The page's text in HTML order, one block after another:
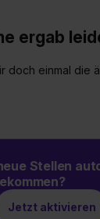
ergab
doch einmal die
Stellen
Jetzt aktivieren